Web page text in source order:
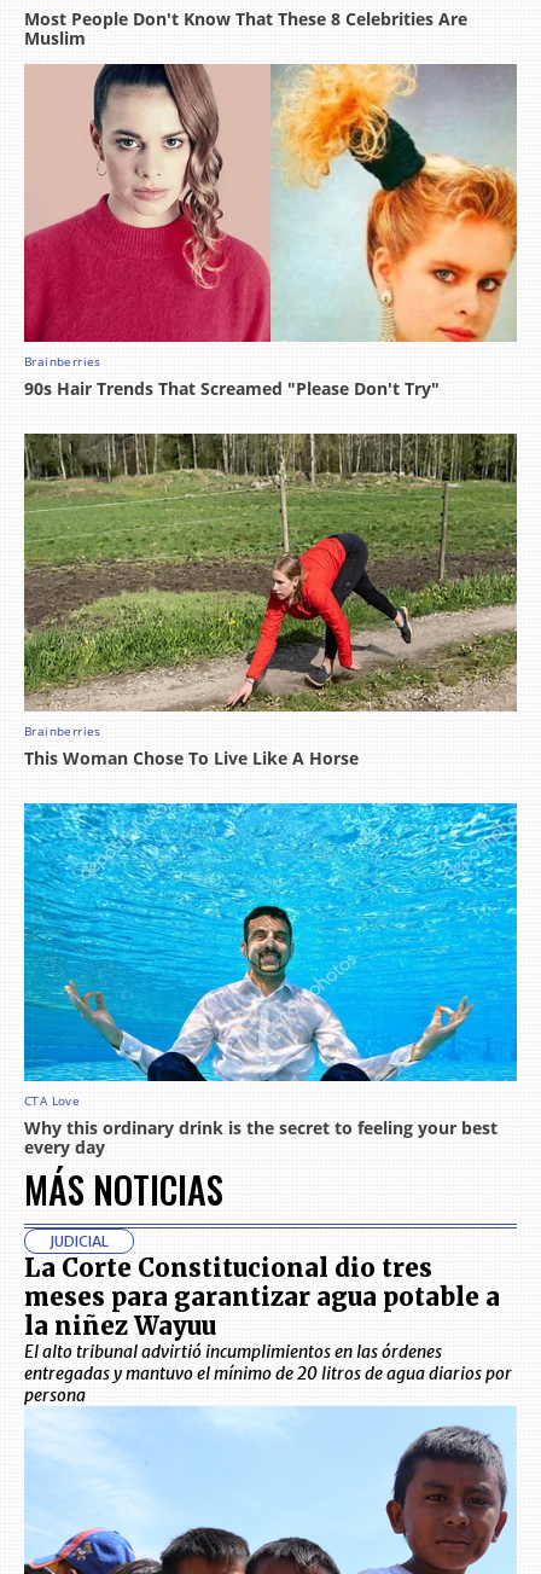
MÁS NOTICIAS
JUDICIAL
La Corte Constitucional dio tres
meses para garantizar agua potable a
la niñez Wayuu
El alto tribunal advirtió incumplimientos en las órdenes
entregadas y mantuvo el mínimo de 20 litros de agua diarios por
persona